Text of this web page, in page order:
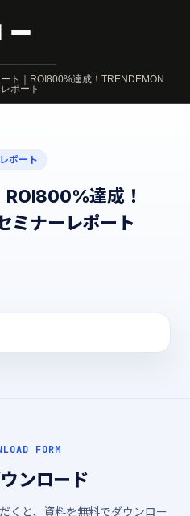
ト｜ROI800%達成！TRENDEMON
ポート
ポート
ROI800%達成！
ミナーレポート
FORM
ンロード
くと、資料を無料でダウンロー